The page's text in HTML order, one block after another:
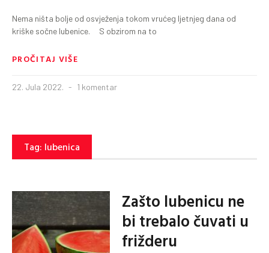
Nema ništa bolje od osvježenja tokom vrućeg ljetnjeg dana od
kriške sočne lubenice. S obzirom na to
PROČITAJ VIŠE
22. Jula 2022. 1 komentar
Tag: lubenica
Zašto lubenicu ne
bi trebalo čuvati u
frižderu